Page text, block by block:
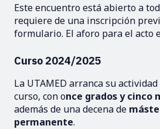
Este encuentro está abierto a
requiere de una inscripción
formulario. El aforo para el acto
Curso 2024/2025
La UTAMED arranca su
curso, con once grados y cinco
además de una decena de
permanente.